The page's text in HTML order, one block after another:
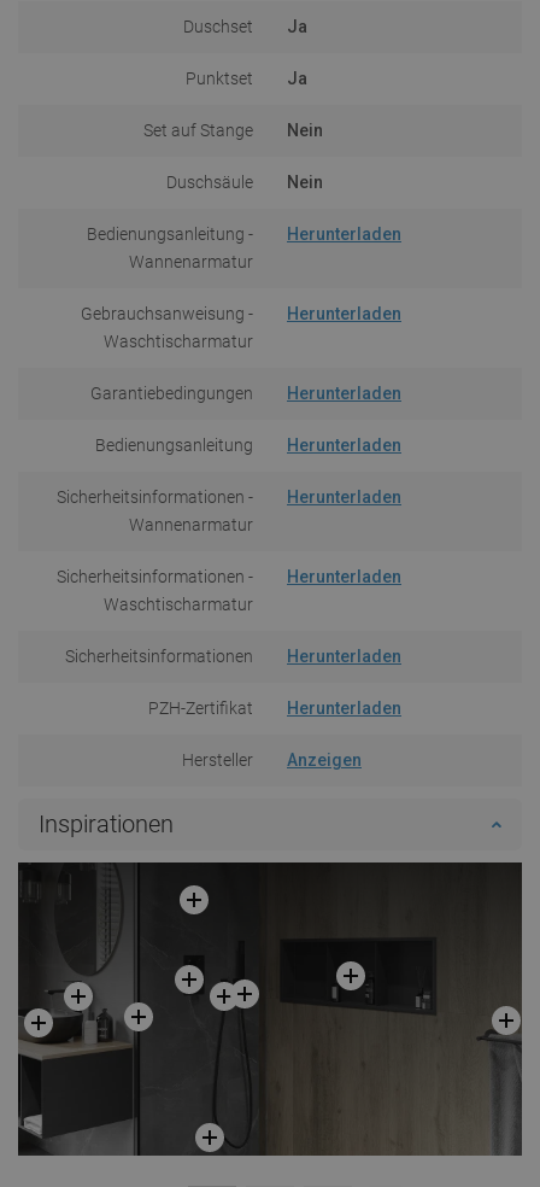
Duschset Ja
Punktset Ja
Set auf Stange Nein
Duschsäule Nein
Bedienungsanleitung -
Wannenarmatur
Herunterladen
Gebrauchsanweisung -
Waschtischarmatur
Herunterladen
Garantiebedingungen Herunterladen
Bedienungsanleitung Herunterladen
Sicherheitsinformationen -
Wannenarmatur
Herunterladen
Sicherheitsinformationen -
Waschtischarmatur
Herunterladen
Sicherheitsinformationen Herunterladen
PZH-Zertifikat Herunterladen
Hersteller Anzeigen
Inspirationen